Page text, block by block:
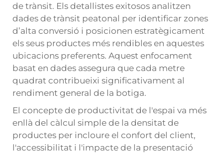
de trànsit. Els detallistes exitosos analitzen
dades de trànsit peatonal per identificar zones
d’alta conversió i posicionen estratègicament
els seus productes més rendibles en aquestes
ubicacions preferents. Aquest enfocament
basat en dades assegura que cada metre
quadrat contribueixi significativament al
rendiment general de la botiga.
El concepte de productivitat de l'espai va més
enllà del càlcul simple de la densitat de
productes per incloure el confort del client,
l'accessibilitat i l'impacte de la presentació